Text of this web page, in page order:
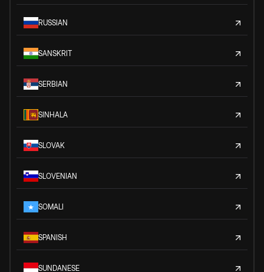
RUSSIAN
SANSKRIT
SERBIAN
SINHALA
SLOVAK
SLOVENIAN
SOMALI
SPANISH
SUNDANESE